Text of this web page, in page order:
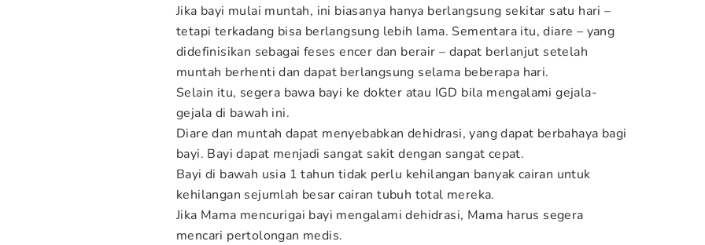
Jika bayi mulai muntah, ini biasanya hanya berlangsung sekitar satu hari –
tetapi terkadang bisa berlangsung lebih lama. Sementara itu, diare – yang
didefinisikan sebagai feses encer dan berair – dapat berlanjut setelah
muntah berhenti dan dapat berlangsung selama beberapa hari.
Selain itu, segera bawa bayi ke dokter atau IGD bila mengalami gejala-
gejala di bawah ini.
Diare dan muntah dapat menyebabkan dehidrasi, yang dapat berbahaya bagi
bayi. Bayi dapat menjadi sangat sakit dengan sangat cepat.
Bayi di bawah usia 1 tahun tidak perlu kehilangan banyak cairan untuk
kehilangan sejumlah besar cairan tubuh total mereka.
Jika Mama mencurigai bayi mengalami dehidrasi, Mama harus segera
mencari pertolongan medis.